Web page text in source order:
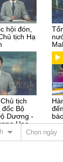
hội đón,
tịch Hạ
tịch
Bộ
Dương -
Hoa